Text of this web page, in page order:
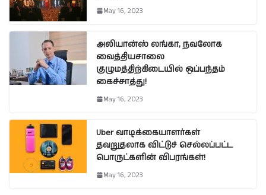
May 16, 2023
அலியான்ஸ் லங்கா, நவலோக
வைத்தியசாலை
குழுமத்திற்கிடையில் ஒப்பந்தம்
கைச்சாத்து!
May 16, 2023
Uber வாடிக்கையாளர்கள்
தவறுதலாக விட்டுச் செல்லப்பட்ட
பொருட்களின் விபரங்கள்!
May 16, 2023